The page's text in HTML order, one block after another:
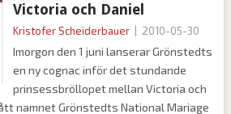
Victoria och Daniel
Kristofer Scheiderbauer 2010-05-30
Imorgon den 1 juni lanserar Grönstedts
en ny cognac inför det stundande
prinsessbröllopet mellan Victoria och
namnet Grönstedts National Mariage